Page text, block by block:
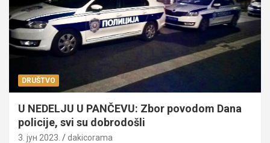
DRUŠTVO
U NEDELJU U PANČEVU: Zbor povodom Dana
policije, svi su dobrodošli
3. јун 2023. dakicorama